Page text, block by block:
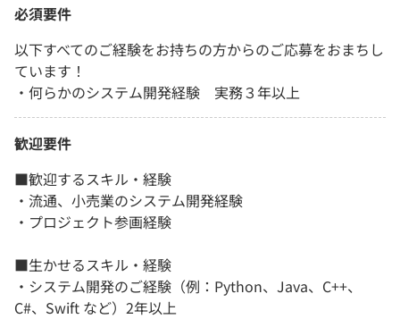
必須要件
以下すべてのご経験をお持ちの方からのご応募をおまちし
ています！
・何らかのシステム開発経験 実務３年以上
歓迎要件
■歓迎するスキル・経験
・流通、小売業のシステム開発経験
・プロジェクト参画経験
■生かせるスキル・経験
・システム開発のご経験（例：Python、Java、C++、
C#、Swift など）2年以上